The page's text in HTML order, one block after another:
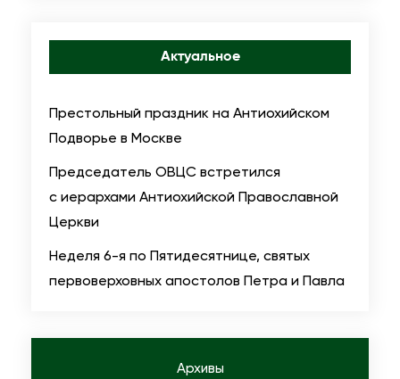
Актуальное
Престольный праздник на Антиохийском
Подворье в Москве
Председатель ОВЦС встретился
с иерархами Антиохийской Православной
Церкви
Неделя 6-я по Пятидесятнице, святых
первоверховных апостолов Петра и Павла
Архивы